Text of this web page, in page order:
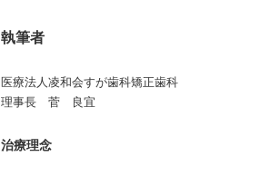
執筆者
医療法人凌和会すが歯科矯正歯科
理事長 菅 良宜
治療理念